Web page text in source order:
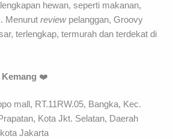
hewan, seperti makanan,
Menurutreviewpelanggan, Groovy
terlengkap, termurah dan terdekat di
❤️
mall, RT.11RW.05, Bangka, Kec.
Kota Jkt. Selatan, Daerah
Jakarta